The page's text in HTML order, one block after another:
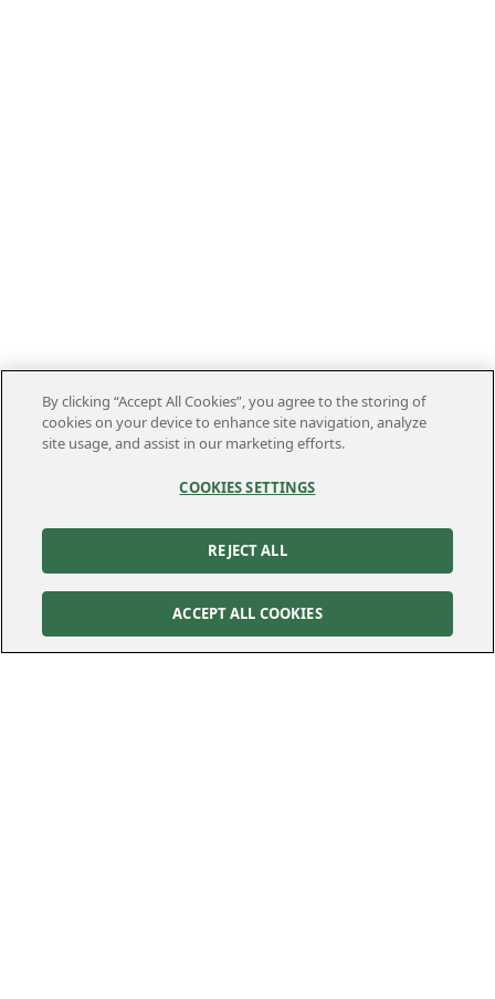
Kontakt
By clicking “Accept All Cookies”, you agree to the storing of
cookies on your device to enhance site navigation, analyze
site usage, and assist in our marketing efforts.
COOKIES SETTINGS
REJECT ALL
ACCEPT ALL COOKIES